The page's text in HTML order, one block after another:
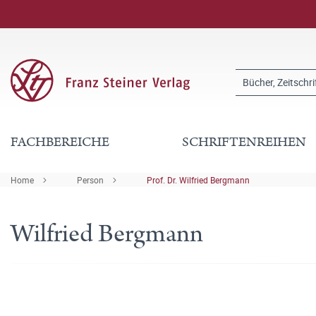
FACHBEREICHE SCHRIFTENREIHEN
Home Person Prof. Dr. Wilfried Bergmann
Wilfried Bergmann